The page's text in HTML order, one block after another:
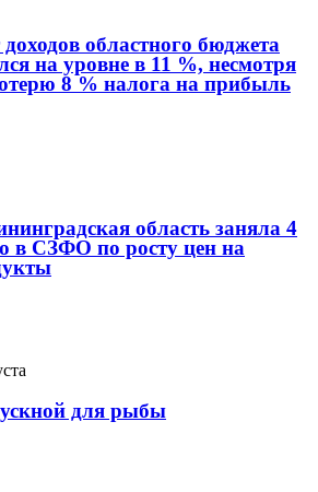
доходов областного бюджета
на уровне в 11 %, несмотря
8 % налога на прибыль
область заняла 4
в СЗФО по росту цен на
для рыбы